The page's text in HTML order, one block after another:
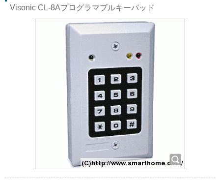
Visonic CL-8Aプログラマブルキーパッド